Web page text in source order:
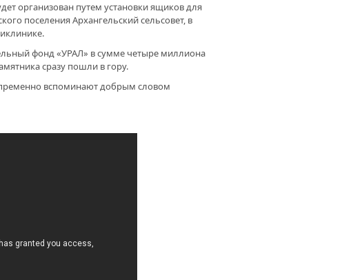
организован путем установки ящиков для
поселения Архангельский сельсовет, в
фонд «УРАЛ» в сумме четыре миллиона
сразу пошли в гору.
вспоминают добрым словом